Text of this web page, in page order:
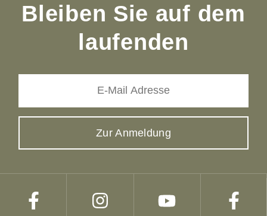
Bleiben Sie auf dem
laufenden
Zur Anmeldung